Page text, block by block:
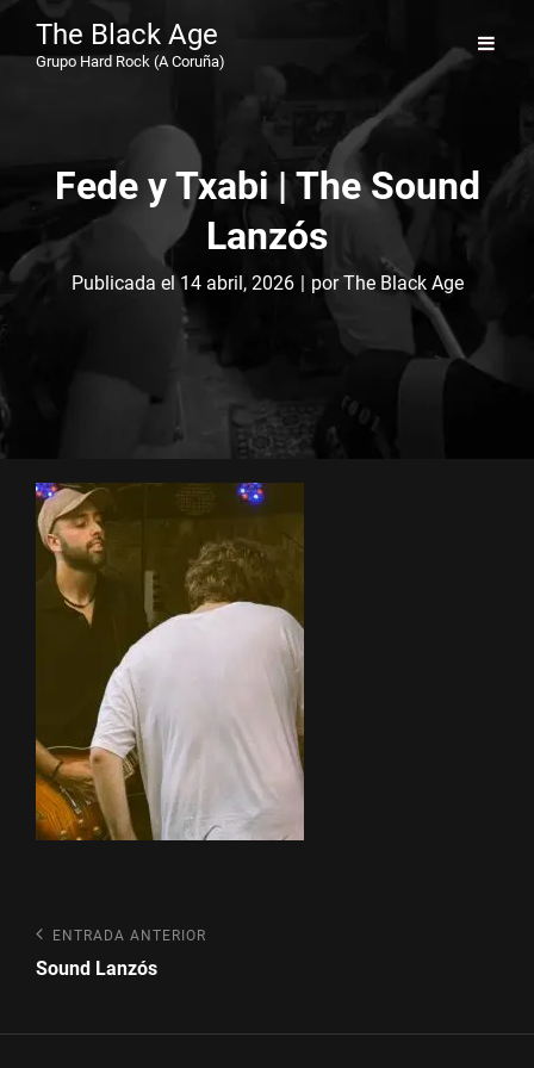
The Black Age
Grupo Hard Rock (A Coruña)
Fede y Txabi | The Sound
Lanzós
Publicada el14 abril, 2026 | porByline
The Black Age
Navegación
de
Entrada
anterior
ENTRADA ANTERIOR
Sound Lanzós